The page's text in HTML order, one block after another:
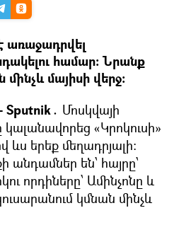
առաջադրվել
համար։ Նրանք
մինչև մայիսի վերջ։
Մոսկվայի
«Կրոկուսի»
ևս երեք մեղադրյալի:
անդամներ են՝ հայրը՝
որդիները՝ Ամինչոնը և
կմնան մինչև